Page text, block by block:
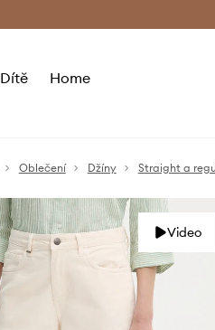
Dítě Home
Oblečení Džíny Straight a
Video